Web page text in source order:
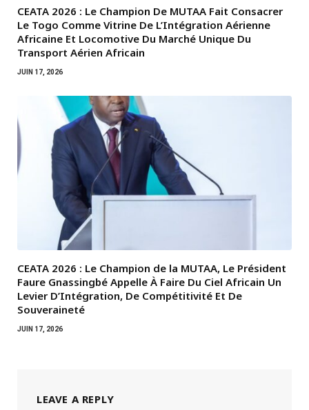
CEATA 2026 : Le Champion De MUTAA Fait Consacrer
Le Togo Comme Vitrine De L’Intégration Aérienne
Africaine Et Locomotive Du Marché Unique Du
Transport Aérien Africain
JUIN 17, 2026
CEATA 2026 : Le Champion de la MUTAA, Le Président
Faure Gnassingbé Appelle À Faire Du Ciel Africain Un
Levier D’Intégration, De Compétitivité Et De
Souveraineté
JUIN 17, 2026
LEAVE A REPLY